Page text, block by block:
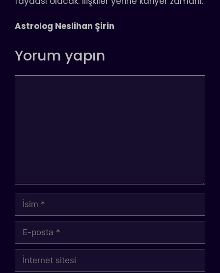
Astrolog Neslihan Şirin
Yorum yapın
İsim
posta
İnternet
sitesi